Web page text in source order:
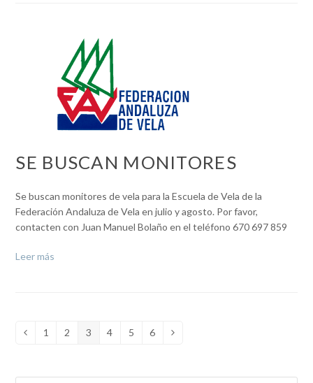
SE BUSCAN MONITORES
Se buscan monitores de vela para la Escuela de Vela de la
Federación Andaluza de Vela en julio y agosto. Por favor,
contacten con Juan Manuel Bolaño en el teléfono 670 697 859
Leer más
AnteriorPage
1 Page
2 Page
3 Page
4 Page
5 Page
6 Siguiente